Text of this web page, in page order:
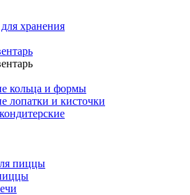
хранения
кольца и формы
лопатки и кисточки
пиццы